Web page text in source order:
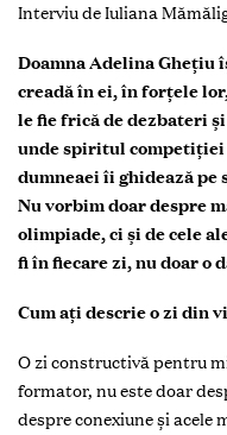
Interviu de Iuliana
Doamna Adelina Ghețiu
creadă în ei, în forțele
le fie frică de dezbateri
unde spiritul
dumneaei îi ghidează
Nu vorbim doar despre
olimpiade, ci și de cele
fi în fiecare zi, nu doar o
Cum ați descrie o zi din
O zi constructivă pentru
formator, nu este doar
despre conexiune și acele